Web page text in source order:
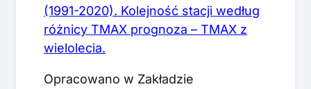
(1991-2020). Kolejność stacji według
różnicy TMAX prognoza – TMAX z
wielolecia.
Opracowano w Zakładzie